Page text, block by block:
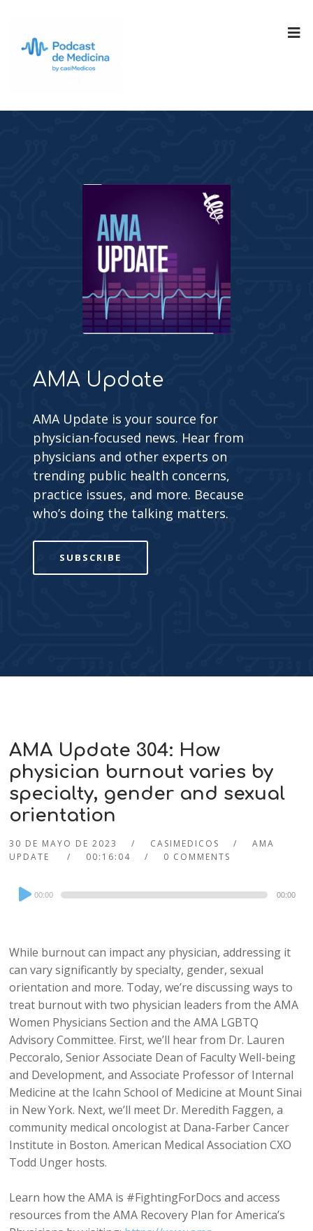
AMA Update
AMA Update is your source for
physician-focused news. Hear from
physicians and other experts on
trending public health concerns,
practice issues, and more. Because
who’s doing the talking matters.
SUBSCRIBE
AMA Update 304: How
physician burnout varies by
specialty, gender and sexual
orientation
30 DE MAYO DE 2023 CASIMEDICOS
AMA
UPDATE
00:16:04 0 COMMENTS
Audio
Player
00:00 00:00
While burnout can impact any physician, addressing it
can vary significantly by specialty, gender, sexual
orientation and more. Today, we’re discussing ways to
treat burnout with two physician leaders from the AMA
Women Physicians Section and the AMA LGBTQ
Advisory Committee. First, we’ll hear from Dr. Lauren
Peccoralo, Senior Associate Dean of Faculty Well-being
and Development, and Associate Professor of Internal
Medicine at the Icahn School of Medicine at Mount Sinai
in New York. Next, we’ll meet Dr. Meredith Faggen, a
community medical oncologist at Dana-Farber Cancer
Institute in Boston. American Medical Association CXO
Todd Unger hosts.
Learn how the AMA is #FightingForDocs and access
resources from the AMA Recovery Plan for America’s